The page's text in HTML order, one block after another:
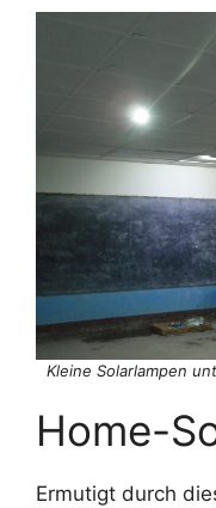
Kleine Solarlampen
Home-
Ermutigt durch